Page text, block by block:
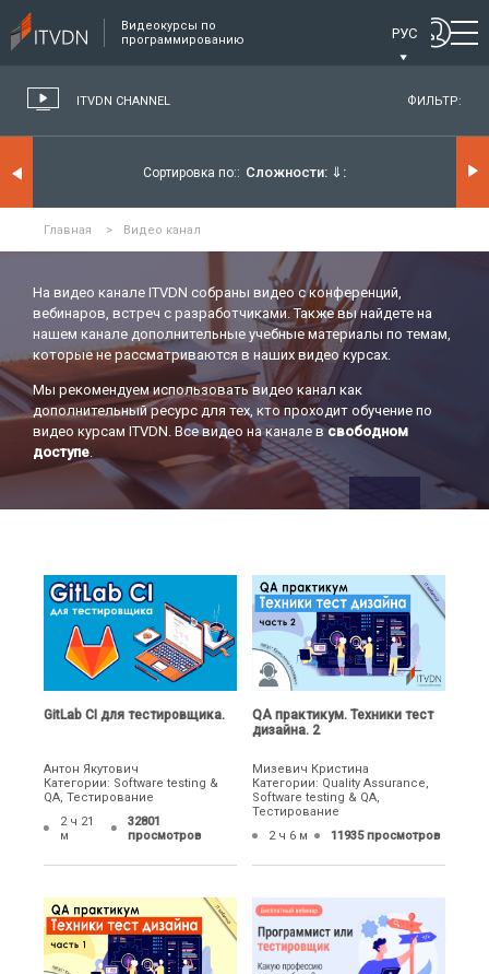
Видеокурсы по
программированию
РУС
ITVDN CHANNEL ФИЛЬТР:
Сортировка по: Сложности: ⇓
Главная > Видео канал
На видео канале ITVDN собраны видео с конференций,
вебинаров, встреч с разработчиками. Также вы найдете на
нашем канале дополнительные учебные материалы по темам,
которые не рассматриваются в наших видео курсах.
Мы рекомендуем использовать видео канал как
дополнительный ресурс для тех, кто проходит обучение по
видео курсам ITVDN. Все видео на канале всвободном
доступе.
GitLab CI для тестировщика.
Антон Якутович
Категории: Software testing &
QA, Тестирование
2 ч 21
м
32801
просмотров
QA практикум. Техники тест
дизайна. 2
Мизевич Кристина
Категории: Quality Assurance,
Software testing & QA,
Тестирование
2 ч 6 м
11935 просмотров